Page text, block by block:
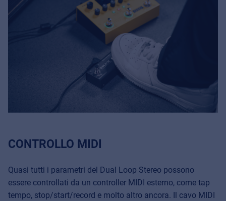
CONTROLLO MIDI
Quasi tutti i parametri del Dual Loop Stereo possono
essere controllati da un controller MIDI esterno, come tap
tempo, stop/start/record e molto altro ancora. Il cavo MIDI